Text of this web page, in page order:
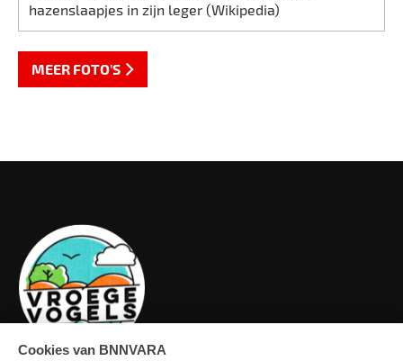
hazenslaapjes in zijn leger (Wikipedia)
MEER FOTO'S